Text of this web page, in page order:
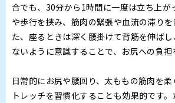
合でも、30分から1時間に一度は立ち上が
や歩行を挟み、筋肉の緊張や血流の滞り
た、座るときは深く腰掛けて背筋を伸ば
ないように意識することで、お尻への負担
日常的にお尻や腰回り、太ももの筋肉を
トレッチを習慣化することも効果的です